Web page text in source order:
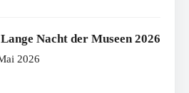
Nacht der Museen 2026
2026